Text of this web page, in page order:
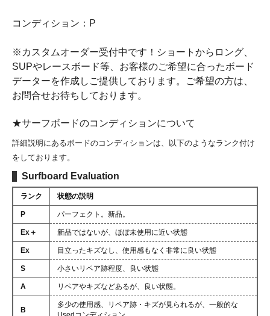
コンディション：P
※カスタムオーダー受付中です！ショートからロング、
SUPやレースボード等、お客様のご希望に合ったボード
データーを作成しご提供しております。ご希望の方は、
お問合せお待ちしております。
★サーフボードのコンディションについて
詳細説明にあるボードのコンディションは、以下のようなランク付け
をしております。
Surfboard Evaluation
ランク 状態の説明
P パーフェクト。新品。
Ex＋ 新品ではないが、ほぼ未使用に近い状態
Ex 目立ったキズなし、使用感もなく非常に良い状態
S 小さいリペア跡程度、良い状態
A リペアやキズなどあるが、良い状態。
B
多少の使用感、リペア跡・キズが見られるが、一般的な